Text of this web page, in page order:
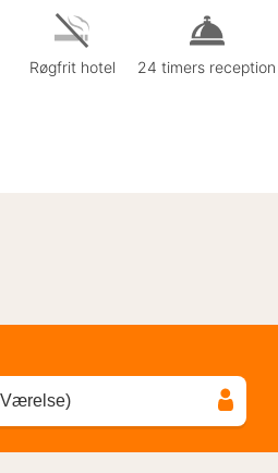
Røgfrit hotel 24 timers reception
Værelse)